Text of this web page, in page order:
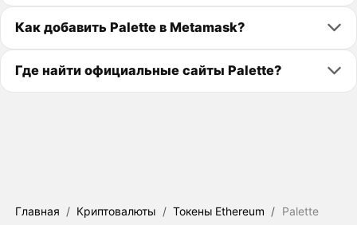
Как добавить Palette в Metamask?
Где найти официальные сайты Palette?
Главная / Криптовалюты / Токены Ethereum / Palette